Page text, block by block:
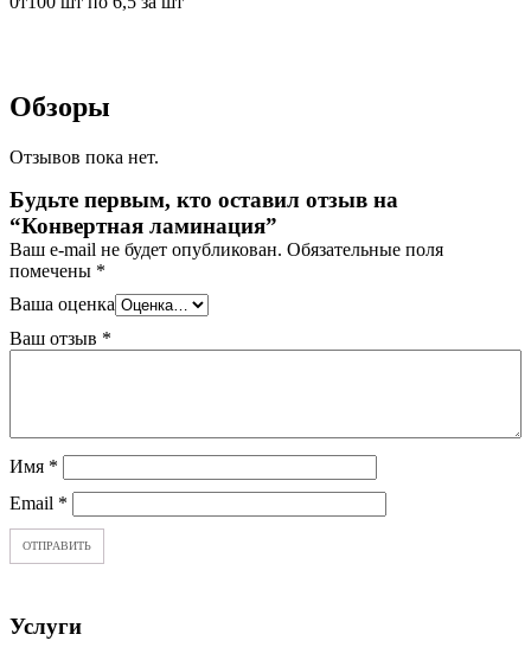
Обзоры
Отзывов пока нет.
Будьте первым, кто оставил отзыв на
“Конвертная ламинация”
Ваш e-mail не будет опубликован. Обязательные поля
помечены *
Ваша оценка
Ваш отзыв *
Имя *
Email *
Услуги